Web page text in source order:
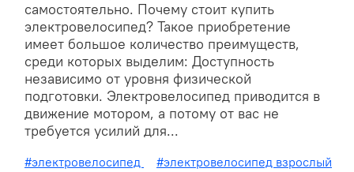
самостоятельно. Почему стоит купить
электровелосипед? Такое приобретение
имеет большое количество преимуществ,
среди которых выделим: Доступность
независимо от уровня физической
подготовки. Электровелосипед приводится в
движение мотором, а потому от вас не
требуется усилий для...
#электровелосипед
#электровелосипед взрослый